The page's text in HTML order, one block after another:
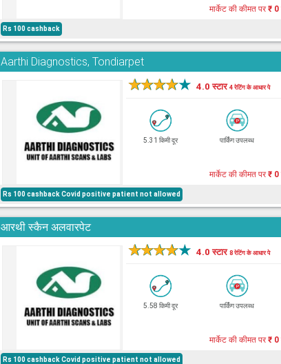
मार्केट की कीमत पर₹ 0
Rs 100 cashback
Aarthi Diagnostics, Tondiarpet
★★★★★ 4.0 स्टार4 रेटिंग के आधार पे
5.31 किमी दूर पार्किंग उपलब्ध
मार्केट की कीमत पर₹ 0
Rs 100 cashback Covid positive patient not allowed
आरथी स्कैन अलवारपेट
★★★★★ 4.0 स्टार8 रेटिंग के आधार पे
5.58 किमी दूर पार्किंग उपलब्ध
मार्केट की कीमत पर₹ 0
Rs 100 cashback Covid positive patient not allowed